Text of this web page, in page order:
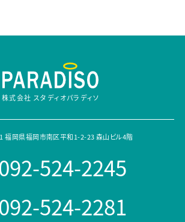
株式会社 スタディオパラディソ
福岡県福岡市南区平和1-2-23 森山ビル4階
524-2245
524-2281